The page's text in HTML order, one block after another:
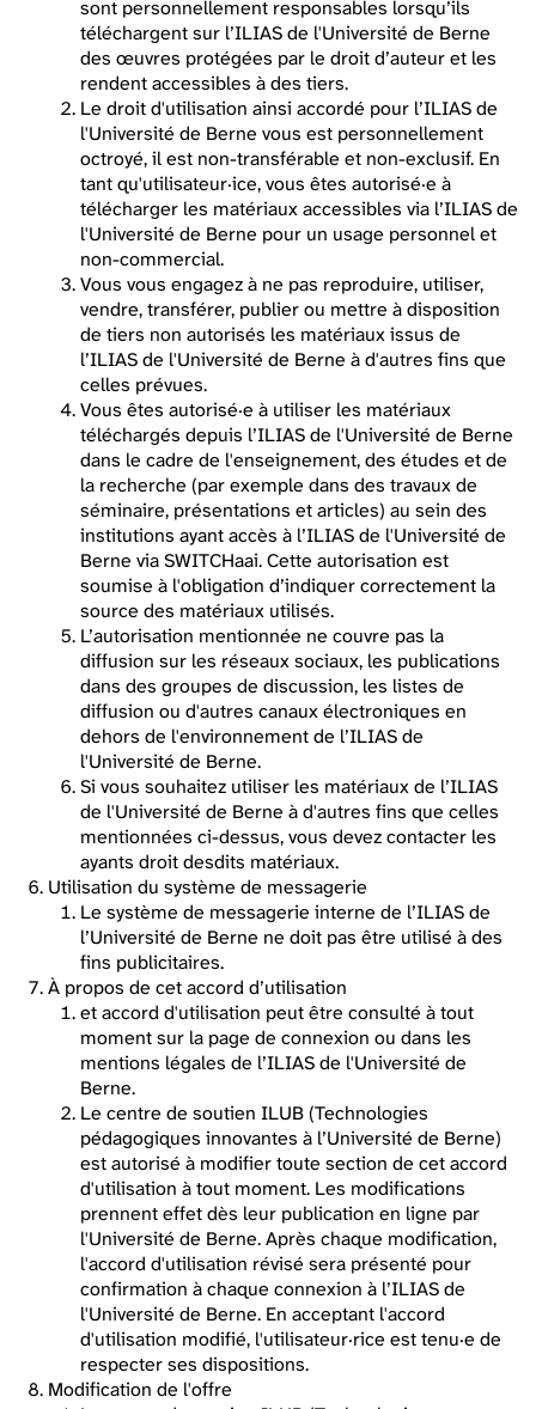
sont personnellement responsables lorsqu’ils
téléchargent sur l’ILIAS de l'Université de Berne
des œuvres protégées par le droit d’auteur et les
rendent accessibles à des tiers.
Le droit d'utilisation ainsi accordé pour l’ILIAS de
l'Université de Berne vous est personnellement
octroyé, il est non-transférable et non-exclusif. En
tant qu'utilisateur·ice, vous êtes autorisé·e à
télécharger les matériaux accessibles via l’ILIAS de
l'Université de Berne pour un usage personnel et
non-commercial.
Vous vous engagez à ne pas reproduire, utiliser,
vendre, transférer, publier ou mettre à disposition
de tiers non autorisés les matériaux issus de
l’ILIAS de l'Université de Berne à d'autres fins que
celles prévues.
Vous êtes autorisé·e à utiliser les matériaux
téléchargés depuis l’ILIAS de l'Université de Berne
dans le cadre de l'enseignement, des études et de
la recherche (par exemple dans des travaux de
séminaire, présentations et articles) au sein des
institutions ayant accès à l’ILIAS de l'Université de
Berne via SWITCHaai. Cette autorisation est
soumise à l'obligation d’indiquer correctement la
source des matériaux utilisés.
L’autorisation mentionnée ne couvre pas la
diffusion sur les réseaux sociaux, les publications
dans des groupes de discussion, les listes de
diffusion ou d'autres canaux électroniques en
dehors de l'environnement de l’ILIAS de
l'Université de Berne.
Si vous souhaitez utiliser les matériaux de l’ILIAS
de l'Université de Berne à d'autres fins que celles
mentionnées ci-dessus, vous devez contacter les
ayants droit desdits matériaux.
Utilisation du système de messagerie
Le système de messagerie interne de l’ILIAS de
l’Université de Berne ne doit pas être utilisé à des
fins publicitaires.
À propos de cet accord d’utilisation
et accord d'utilisation peut être consulté à tout
moment sur la page de connexion ou dans les
mentions légales de l’ILIAS de l'Université de
Berne.
Le centre de soutien ILUB (Technologies
pédagogiques innovantes à l’Université de Berne)
est autorisé à modifier toute section de cet accord
d'utilisation à tout moment. Les modifications
prennent effet dès leur publication en ligne par
l'Université de Berne. Après chaque modification,
l'accord d'utilisation révisé sera présenté pour
confirmation à chaque connexion à l’ILIAS de
l'Université de Berne. En acceptant l'accord
d'utilisation modifié, l'utilisateur·rice est tenu·e de
respecter ses dispositions.
Modification de l'offre